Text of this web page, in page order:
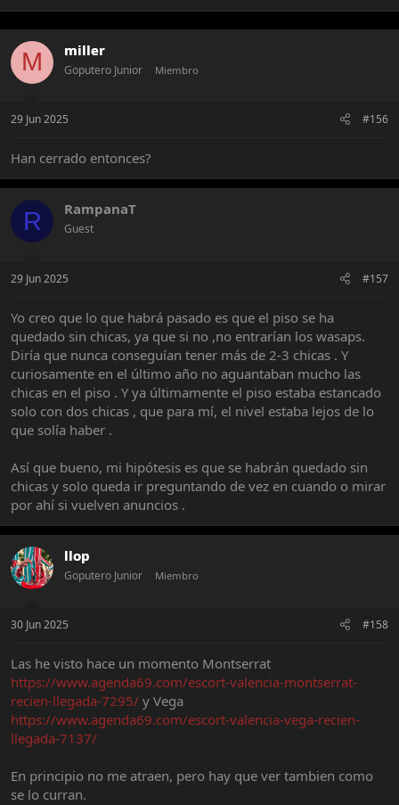
a
i
n
M miller
Goputero Junior Miembro
29 Jun 2025 #156
Han cerrado entonces?
R RampanaT
Guest
29 Jun 2025 #157
Yo creo que lo que habrá pasado es que el piso se ha
quedado sin chicas, ya que si no ,no entrarían los wasaps.
Diría que nunca conseguían tener más de 2-3 chicas . Y
curiosamente en el último año no aguantaban mucho las
chicas en el piso . Y ya últimamente el piso estaba estancado
solo con dos chicas , que para mí, el nivel estaba lejos de lo
que solía haber .
Así que bueno, mi hipótesis es que se habrán quedado sin
chicas y solo queda ir preguntando de vez en cuando o mirar
por ahí si vuelven anuncios .
llop
Goputero Junior Miembro
30 Jun 2025 #158
Las he visto hace un momento Montserrat
https://www.agenda69.com/escort-valencia-montserrat-
recien-llegada-7295/ y Vega
https://www.agenda69.com/escort-valencia-vega-recien-
llegada-7137/
En principio no me atraen, pero hay que ver tambien como
se lo curran.